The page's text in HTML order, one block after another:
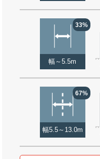
33%
幅～5.5m
67%
幅5.5～13.0m